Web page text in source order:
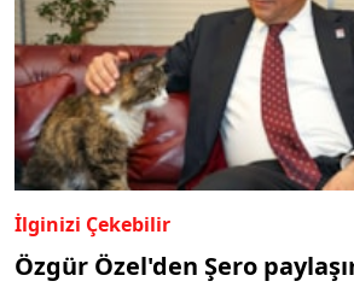
İlginizi Çekebilir
Özgür Özel'den Şero